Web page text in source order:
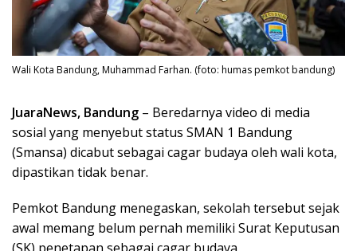
Wali Kota Bandung, Muhammad Farhan. (foto: humas pemkot bandung)
JuaraNews, Bandung – Beredarnya video di media
sosial yang menyebut status SMAN 1 Bandung
(Smansa) dicabut sebagai cagar budaya oleh wali kota,
dipastikan tidak benar.
Pemkot Bandung menegaskan, sekolah tersebut sejak
awal memang belum pernah memiliki Surat Keputusan
(SK) penetapan sebagai cagar budaya.